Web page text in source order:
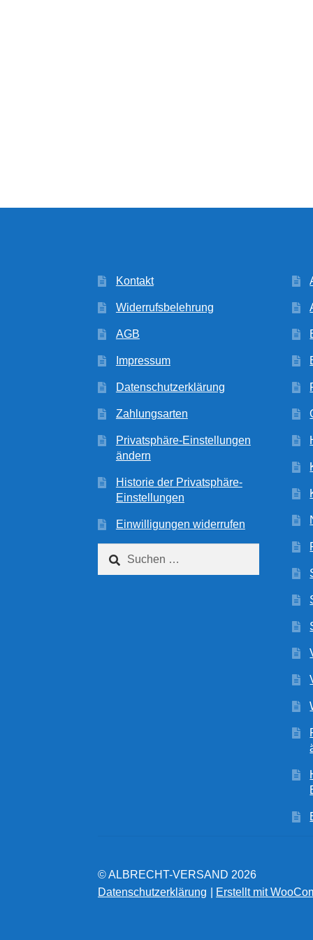
Kontakt
Widerrufsbelehrung
AGB
Impressum
Datenschutzerklärung
Zahlungsarten
Privatsphäre-Einstellungen
ändern
Historie der Privatsphäre-
Einstellungen
Einwilligungen widerrufen
nach:
© ALBRECHT-VERSAND 2026
Datenschutzerklärung
Erstellt mit